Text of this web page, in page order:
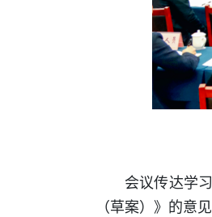
会议传达学
（草案）》的意